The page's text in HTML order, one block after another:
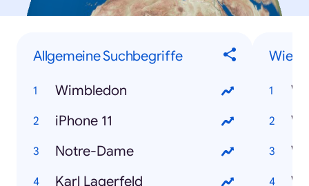
Allgemeine Suchbegriffe
Wimbledon
iPhone 11
Notre-Dame
Karl Lagerfeld
Wie-